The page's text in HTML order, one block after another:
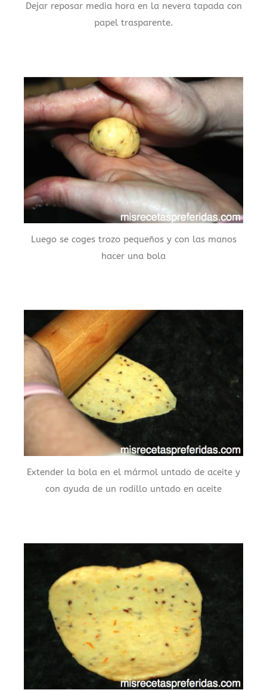
Dejar reposar media hora en la nevera tapada con
papel trasparente.
Luego se coges trozo pequeños y con las manos
hacer una bola
Extender la bola en el mármol untado de aceite y
con ayuda de un rodillo untado en aceite